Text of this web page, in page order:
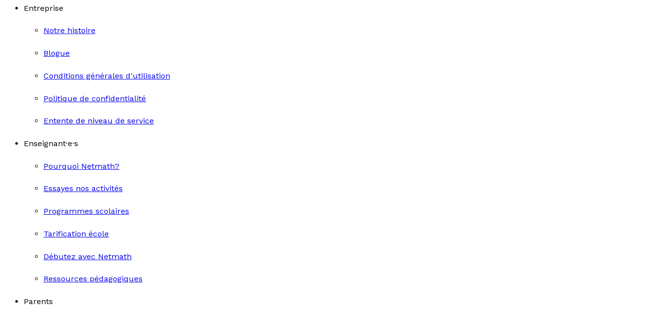
Entreprise
Notre histoire
Blogue
Conditions générales d'utilisation
Politique de confidentialité
Entente de niveau de service
Enseignant·e·s
Pourquoi Netmath?
Essayes nos activités
Programmes scolaires
Tarification école
Débutez avec Netmath
Ressources pédagogiques
Parents